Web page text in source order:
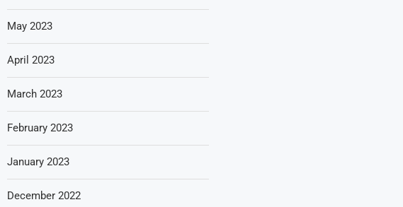
May 2023
April 2023
March 2023
February 2023
January 2023
December 2022